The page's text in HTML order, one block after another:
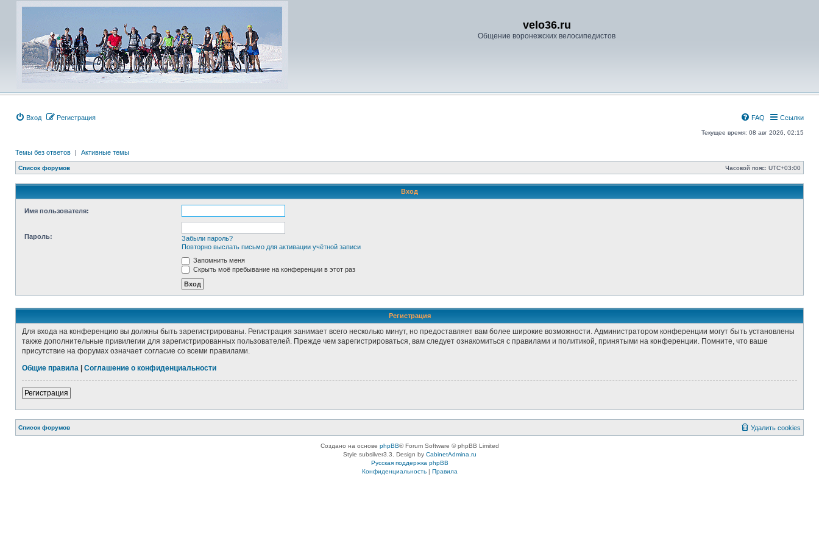
velo36.ru
Общение воронежских велосипедистов
Вход Регистрация Ссылки
FAQ
Текущее время: 08 авг 2026, 02:15
Темы без ответов | Активные темы
Список форумов Часовой пояс: UTC+03:00
Вход
Имя пользователя:
Пароль:
Забыли пароль?
Повторно выслать письмо для активации учётной записи
Запомнить меня
Скрыть моё пребывание на конференции в этот раз
Регистрация
Для входа на конференцию вы должны быть зарегистрированы. Регистрация занимает всего несколько минут, но предоставляет вам более широкие возможности. Администратором конференции могут быть установлены
также дополнительные привилегии для зарегистрированных пользователей. Прежде чем зарегистрироваться, вам следует ознакомиться с правилами и политикой, принятыми на конференции. Помните, что ваше
присутствие на форумах означает согласие со всеми правилами.
Общие правила
Соглашение о конфиденциальности
Регистрация
Список форумов Удалить cookies
Создано на основе phpBB® Forum Software © phpBB Limited
Style subsilver3.3. Design by CabinetAdmina.ru
Русская поддержка phpBB
Конфиденциальность| Правила